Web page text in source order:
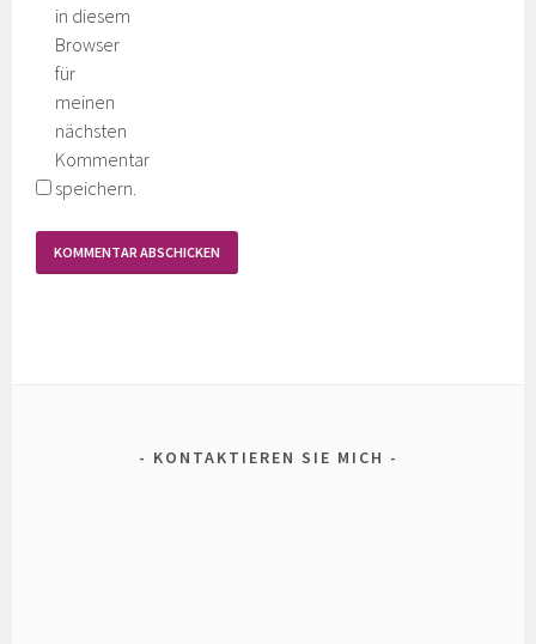
in diesem
Browser
für
meinen
nächsten
Kommentar
speichern.
KONTAKTIEREN SIE MICH